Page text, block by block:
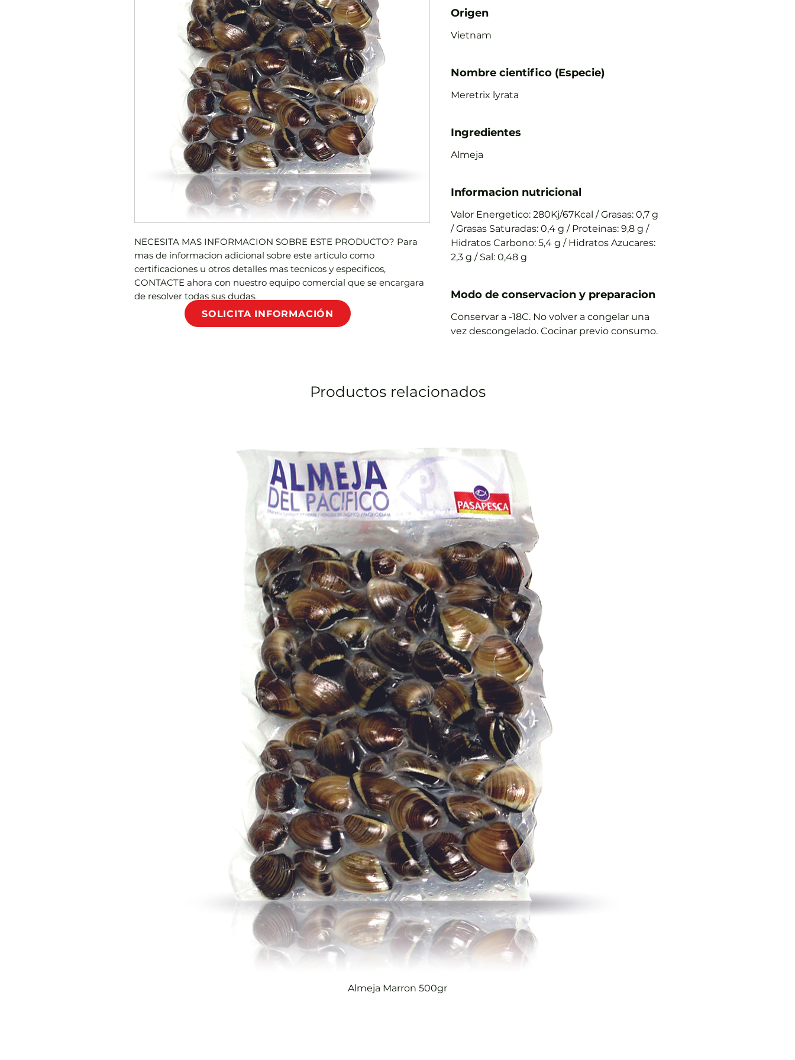
NECESITA MAS INFORMACION SOBRE ESTE PRODUCTO? Para
mas de informacion adicional sobre este articulo como
certificaciones u otros detalles mas tecnicos y especificos,
CONTACTE ahora con nuestro equipo comercial que se encargara
de resolver todas sus dudas.
Origen
Vietnam
Nombre cientifico (Especie)
Meretrix lyrata
Ingredientes
Almeja
Informacion nutricional
Valor Energetico: 280Kj/67Kcal / Grasas: 0,7 g
/ Grasas Saturadas: 0,4 g / Proteinas: 9,8 g /
Hidratos Carbono: 5,4 g / Hidratos Azucares:
2,3 g / Sal: 0,48 g
Modo de conservacion y preparacion
Conservar a -18C. No volver a congelar una
vez descongelado. Cocinar previo consumo.
SOLICITA INFORMACIÓN
Productos relacionados
Vista rápida
Almeja Marron 500gr